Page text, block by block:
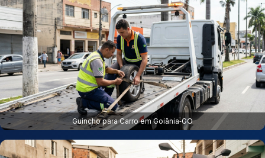
Guincho para Carro em Goiânia‑GO